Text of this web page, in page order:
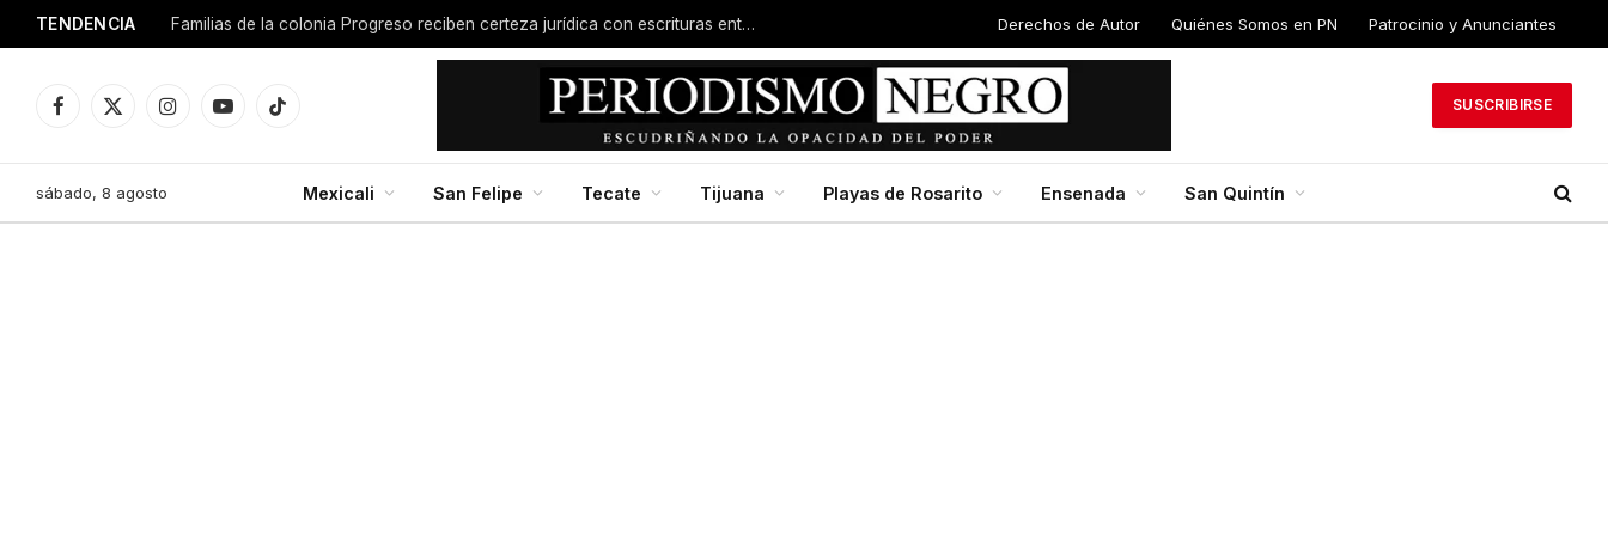
TENDENCIA Familias de la colonia Progreso reciben certeza jurídica con escrituras entregadas por Dip. Molina Derechos de Autor Quiénes Somos en PN Patrocinio y Anunciantes
Facebook
X
InstagramYouTubeTikTok
SUSCRIBIRSE
sábado, 8 agosto Mexicali San Felipe Tecate Tijuana Playas de Rosarito Ensenada San Quintín